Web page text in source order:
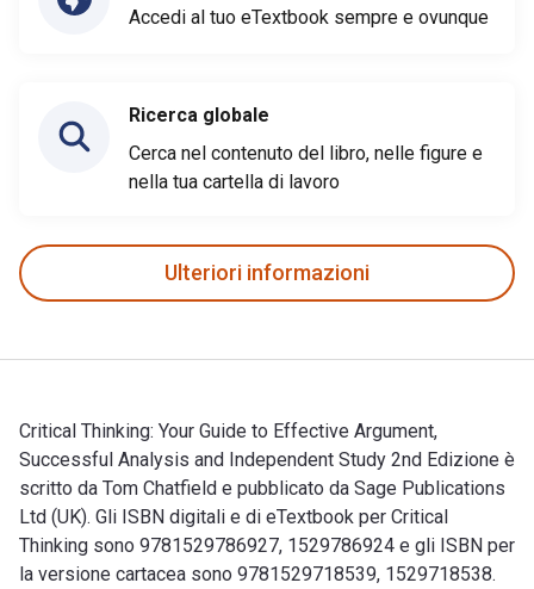
Accedi al tuo eTextbook sempre e ovunque
Ricerca globale
Cerca nel contenuto del libro, nelle figure e
nella tua cartella di lavoro
Ulteriori informazioni
Critical Thinking: Your Guide to Effective Argument,
Successful Analysis and Independent Study 2nd Edizione è
scritto da Tom Chatfield e pubblicato da Sage Publications
Ltd (UK). Gli ISBN digitali e di eTextbook per Critical
Thinking sono 9781529786927, 1529786924 e gli ISBN per
la versione cartacea sono 9781529718539, 1529718538.